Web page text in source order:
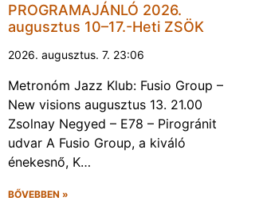
PROGRAMAJÁNLÓ 2026.
augusztus 10–17.-Heti ZSÖK
2026. augusztus. 7. 23:06
Metronóm Jazz Klub: Fusio Group –
New visions augusztus 13. 21.00
Zsolnay Negyed – E78 – Pirogránit
udvar A Fusio Group, a kiváló
énekesnő, K…
BŐVEBBEN »